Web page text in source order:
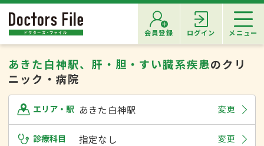
会員登録 ログイン メニュー
あきた白神駅、肝・胆・すい臓系疾患のクリ
ニック・病院
エリア・駅 あきた白神駅 変更
診療科目 指定なし 変更